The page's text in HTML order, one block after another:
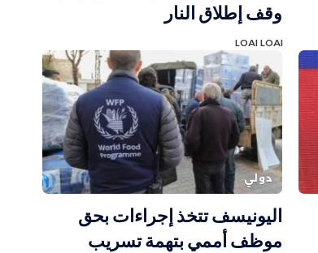
وقف إطلاق النار
LOAI LOAI
دولي
اليونيسف تتخذ إجراءات بحق
موظف أممي بتهمة تسريب